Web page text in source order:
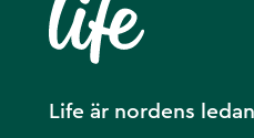
Life är nordens